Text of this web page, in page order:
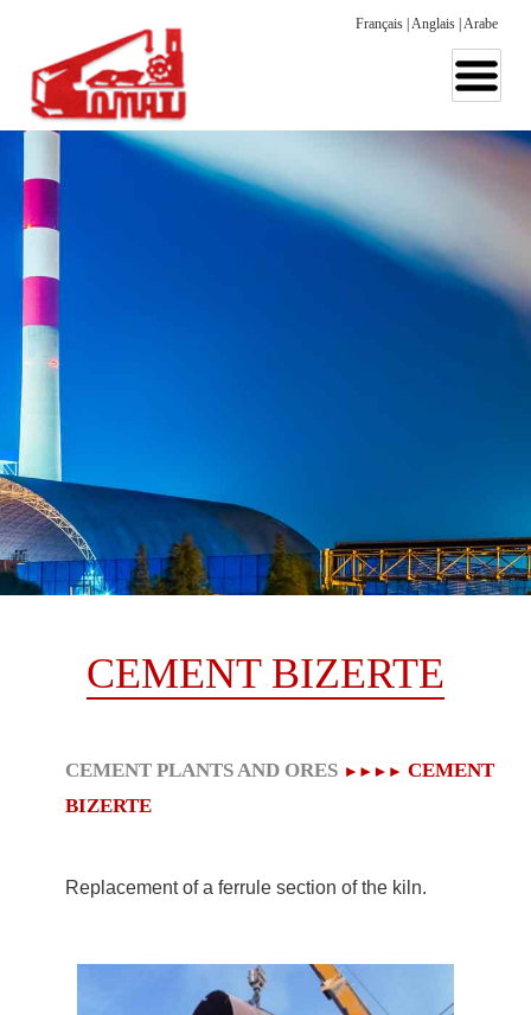
Français Anglais Arabe
CEMENT BIZERTE
CEMENT PLANTS AND ORES
CEMENT
BIZERTE
Replacement of a ferrule section of the kiln.